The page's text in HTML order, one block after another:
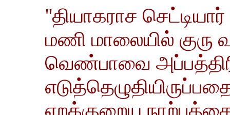
''தியாகராச
மணி மாலையில் குரு
வெண்பாவை
ஏறக்குறைய